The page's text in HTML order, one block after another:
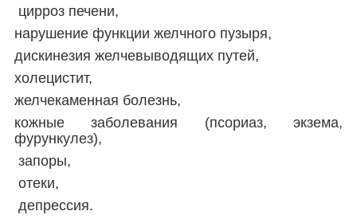
цирроз печени,
нарушение функции желчного пузыря,
дискинезия желчевыводящих путей,
холецистит,
желчекаменная болезнь,
кожные заболевания (псориаз, экзема,
фурункулез),
запоры,
отеки,
депрессия.